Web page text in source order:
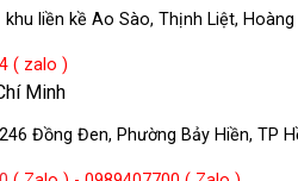
khu liền kề Ao Sào, Thịnh Liệt, Hoàng
( zalo )
Minh
Đồng Đen, Phường Bảy Hiền, TP